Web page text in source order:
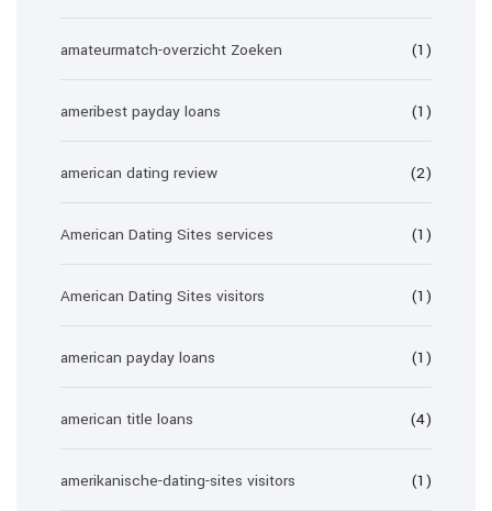
amateurmatch-overzicht Zoeken (1)
ameribest payday loans (1)
american dating review (2)
American Dating Sites services (1)
American Dating Sites visitors (1)
american payday loans (1)
american title loans (4)
amerikanische-dating-sites visitors (1)